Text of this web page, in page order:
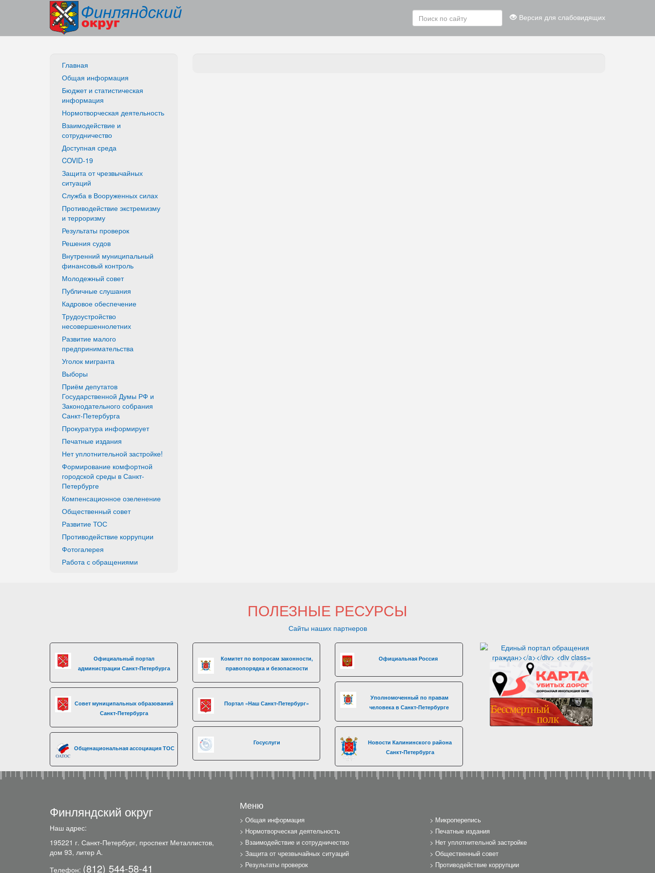
Версия для слабовидящих
Главная
Общая информация
Бюджет и статистическая
информация
Нормотворческая деятельность
Взаимодействие и
сотрудничество
Доступная среда
COVID-19
Защита от чрезвычайных
ситуаций
Служба в Вооруженных силах
Противодействие экстремизму
и терроризму
Результаты проверок
Решения судов
Внутренний муниципальный
финансовый контроль
Молодежный совет
Публичные слушания
Кадровое обеспечение
Трудоустройство
несовершеннолетних
Развитие малого
предпринимательства
Уголок мигранта
Выборы
Приём депутатов
Государственной Думы РФ и
Законодательного собрания
Санкт-Петербурга
Прокуратура информирует
Печатные издания
Нет уплотнительной застройке!
Формирование комфортной
городской среды в Санкт-
Петербурге
Компенсационное озеленение
Общественный совет
Развитие ТОС
Противодействие коррупции
Фотогалерея
Работа с обращениями
ПОЛЕЗНЫЕ РЕСУРСЫ
Сайты наших партнеров
Официальный портал
администрации Санкт-Петербурга
Совет муниципальных образований
Санкт-Петербурга
Общенациональная ассоциация ТОС
Комитет по вопросам законности,
правопорядка и безопасности
Портал «Наш Санкт-Петербург»
Госуслуги
Официальная Россия
Уполномоченный по правам
человека в Санкт-Петербурге
Новости Калининского района
Санкт-Петербурга
Финляндский округ
Наш адрес:
195221 г. Санкт-Петербург, проспект Металлистов,
дом 93, литер А.
Телефон: (812) 544-58-41
Меню
Общая информация
Нормотворческая деятельность
Взаимодействие и сотрудничество
Защита от чрезвычайных ситуаций
Результаты проверок
Микроперепись
Печатные издания
Нет уплотнительной застройке
Общественный совет
Противодействие коррупции